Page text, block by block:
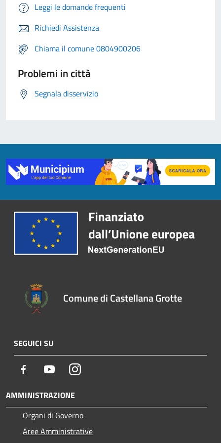
Leggi le domande frequenti
Richiedi Assistenza
Chiama il comune 0804900206
Problemi in città
Segnala disservizio
Comune di Castellana Grotte
SEGUICI SU
Facebook YoutubeInstagram
AMMINISTRAZIONE
Organi di Governo
Aree Amministrative